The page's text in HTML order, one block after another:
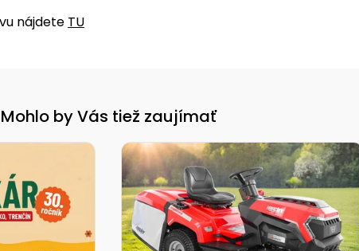
nájdete TU
Mohlo by Vás tiež zaujímať